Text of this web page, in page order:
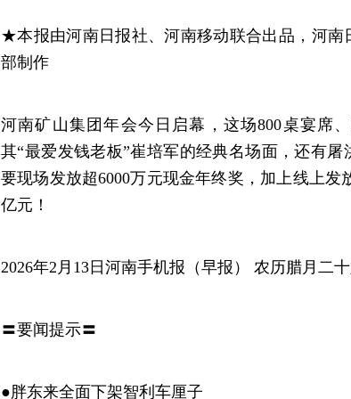
★本报由河南日报社、河南移动联合出品，河南
部制作
河南矿山集团年会今日启幕，这场800桌宴席
其“最爱发钱老板”崔培军的经典名场面，还有屠
要现场发放超6000万元现金年终奖，加上线上发
亿元！
2026年2月13日河南手机报（早报） 农历腊月二
〓要闻提示〓
●胖东来全面下架智利车厘子